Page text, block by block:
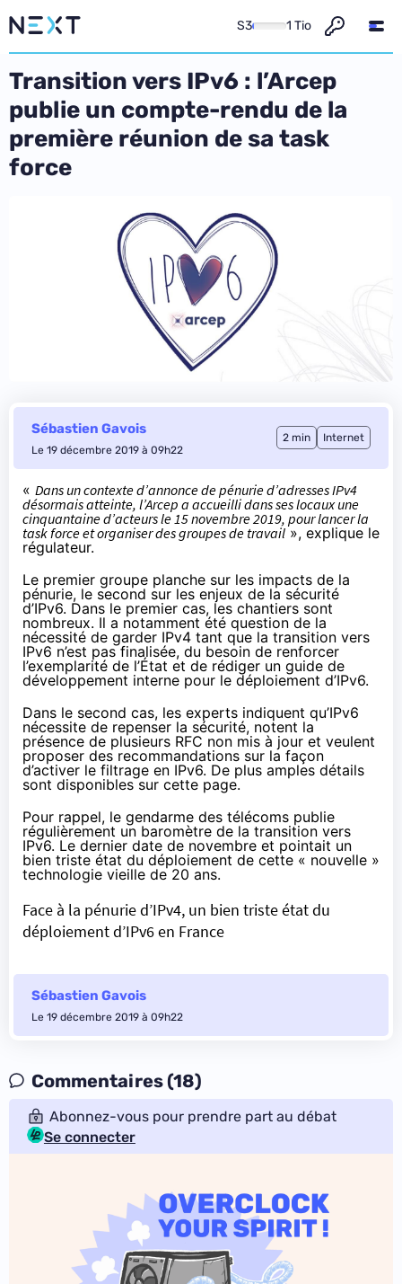
S3 1 Tio
Transition vers IPv6 : l’Arcep
publie un compte-rendu de la
première réunion de sa task
force
Sébastien Gavois
Le 19 décembre 2019 à 09h22
2 min Internet
« Dans un contexte d’annonce de pénurie d’adresses IPv4
désormais atteinte, l’Arcep a accueilli dans ses locaux une
cinquantaine d’acteurs le 15 novembre 2019, pour lancer la
task force et organiser des groupes de travail», explique le
régulateur.
Le premier groupe planche sur les impacts de la
pénurie, le second sur les enjeux de la sécurité
d’IPv6. Dans le premier cas, les chantiers sont
nombreux. Il a notamment été question de la
nécessité de garder IPv4 tant que la transition vers
IPv6 n’est pas finalisée, du besoin de renforcer
l’exemplarité de l’État et de rédiger un guide de
développement interne pour le déploiement d’IPv6.
Dans le second cas, les experts indiquent qu’IPv6
nécessite de repenser la sécurité, notent la
présence de plusieurs RFC non mis à jour et veulent
proposer des recommandations sur la façon
d’activer le filtrage en IPv6. De plus amples détails
sont disponiblessur cette page.
Pour rappel, le gendarme des télécoms publie
régulièrement un baromètre de la transition vers
IPv6. Le dernier date de novembre et pointait un
bien triste état du déploiement de cette « nouvelle »
technologie vieille de 20 ans.
Face à la pénurie d’IPv4, un bien triste état du
déploiement d’IPv6 en France
Sébastien Gavois
Le 19 décembre 2019 à 09h22
Commentaires (18)
Abonnez-vous pour prendre part au débat
Se connecter